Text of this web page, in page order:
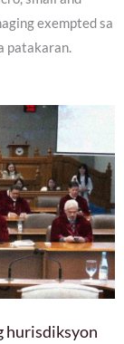
exempted sa
patakaran.
hurisdiksyon